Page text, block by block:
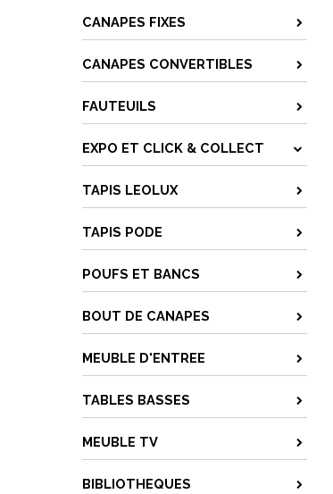
CANAPES FIXES
CANAPES CONVERTIBLES
FAUTEUILS
EXPO ET CLICK & COLLECT
TAPIS LEOLUX
TAPIS PODE
POUFS ET BANCS
BOUT DE CANAPES
MEUBLE D'ENTREE
TABLES BASSES
MEUBLE TV
BIBLIOTHEQUES